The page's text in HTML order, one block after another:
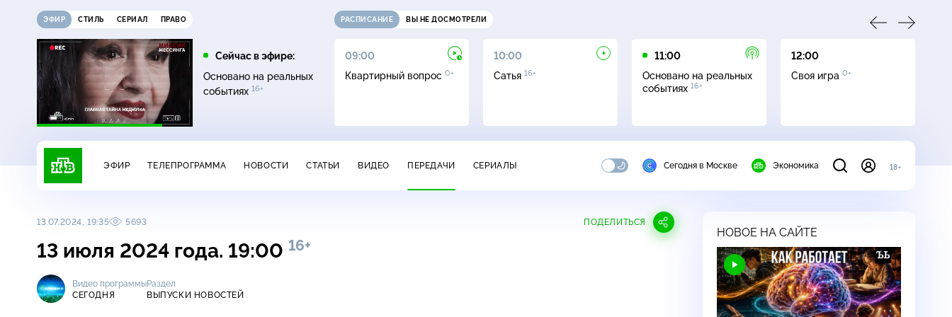
ЭФИР СТИЛЬ СЕРИАЛ ПРАВО
Сейчас в эфире:
Основано на реальных
событиях 16+
РАСПИСАНИЕ ВЫ НЕ ДОСМОТРЕЛИ
07:20
Главная дорога 16+
08:00
Живая еда 12+
09:00
Квартирный вопрос 0+
10:00
Сатья 16+
11:00
Основано на реальных
событиях 16+
12:00
Своя игра 0+
ЭФИР ТЕЛЕПРОГРАММА НОВОСТИ СТАТЬИ ВИДЕО ПЕРЕДАЧИ СЕРИАЛЫ Сегодня в Москве Экономика 18+
13.07.2024, 19:35 5693 ПОДЕЛИТЬСЯ
13 июля 2024 года. 19:00 16+
Видео программы
СЕГОДНЯ
Раздел
ВЫПУСКИ НОВОСТЕЙ
НОВОЕ НА САЙТЕ